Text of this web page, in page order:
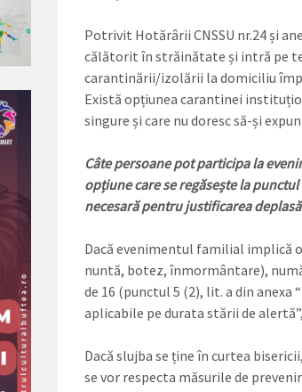
Potrivit Hotărârii CNSSU nr.24 și
călătorit în străinătate și intră pe
carantinării/izolării la domiciliu
Există opțiunea carantinei
singure și care nu doresc să-și
Câte persoane pot participa la
opțiune care se regăsește la
necesară pentru justificarea
Dacă evenimentul familial implică
nuntă, botez, înmormântare),
de 16 (punctul 5 (2), lit. a din
aplicabile pe durata stării de
Dacă slujba se ține în curtea
se vor respecta măsurile de